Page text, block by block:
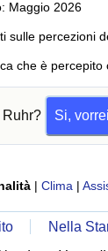
Maggio 2026
sulle percezioni
che è
Si,
| Clima |
Nella